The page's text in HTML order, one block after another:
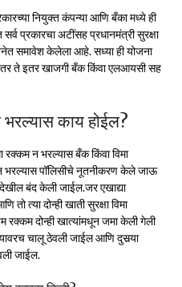
नियुक्त कंपन्या आणि बँका मध्ये ही
प्रकारचा अटींसह प्रधानमंत्री सुरक्षा
समावेश केलेला आहे. सध्या ही योजना
ते इतर खाजगी बँक किंवा एलआयसी सह
काय होईल?
रक्कम न भरल्यास बँक किंवा विमा
भरल्यास पॉलिसीचे नूतनीकरण केले जाऊ
बंद केली जाईल.जर एखाद्या
त्या दोन्ही खाती सुरक्षा विमा
रक्कम दोन्ही खात्यांमधून जमा केली गेली
चालू ठेवली जाईल आणि दुसर्‍या
जाईल.